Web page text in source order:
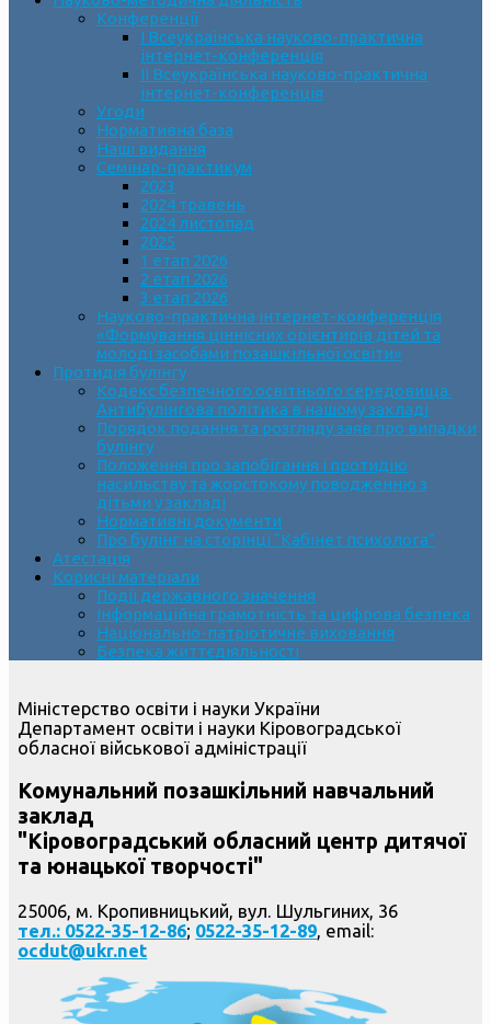
Конференції
І Всеукраїнська науково-практична
інтернет-конференція
ІІ Всеукраїнська науково-практична
інтернет-конференція
Угоди
Нормативна база
Наші видання
Семінар-практикум
2023
2024 травень
2024 листопад
2025
1 етап 2026
2 етап 2026
3 етап 2026
Науково-практична інтернет-конференція
«Формування ціннісних орієнтирів дітей та
молоді засобами позашкільної освіти»
Протидія булінгу
Кодекс безпечного освітнього середовища.
Антибулінгова політика в нашому закладі
Порядок подання та розгляду заяв про випадки
булінгу
Положення про запобігання і протидію
насильству та жорстокому поводженню з
дітьми у закладі
Нормативні документи
Про булінг на сторінці “Кабінет психолога”
Атестація
Корисні матеріали
Події державного значення
Інформаційна грамотність та цифрова безпека
Національно-патріотичне виховання
Безпека життєдіяльності
Міністерство освіти і науки України
Департамент освіти і науки Кіровоградської
обласної військової адміністрації
Комунальний позашкільний навчальний
заклад
"Кіровоградський обласний центр дитячої
та юнацької творчості"
25006, м. Кропивницький, вул. Шульгиних, 36
тел.: 0522-35-12-86; 0522-35-12-89, email:
ocdut@ukr.net